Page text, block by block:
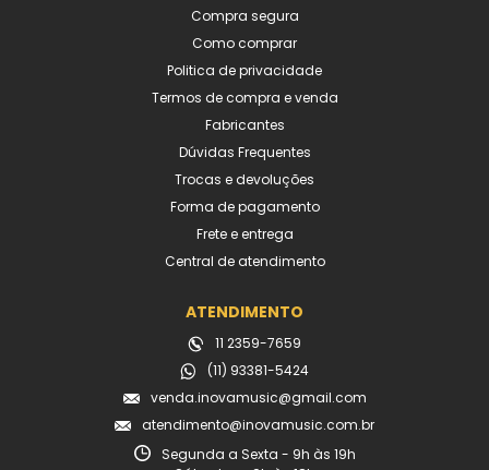
Compra segura
Como comprar
Politica de privacidade
Termos de compra e venda
Fabricantes
Dúvidas Frequentes
Trocas e devoluções
Forma de pagamento
Frete e entrega
Central de atendimento
ATENDIMENTO
11 2359-7659
(11) 93381-5424
venda.inovamusic@gmail.com
atendimento@inovamusic.com.br
Segunda a Sexta - 9h às 19h